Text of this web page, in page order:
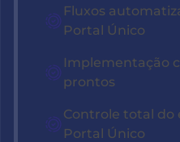
Fluxos
Portal Único
Implementação
prontos
Controle total do
Portal Único